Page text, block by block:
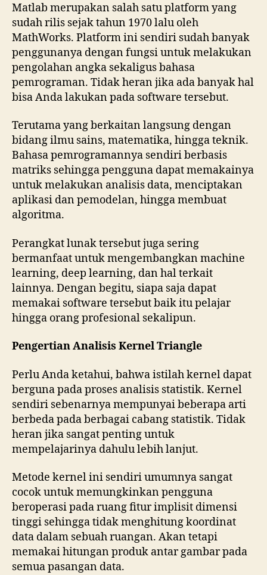
Matlab merupakan salah satu platform yang
sudah rilis sejak tahun 1970 lalu oleh
MathWorks. Platform ini sendiri sudah banyak
penggunanya dengan fungsi untuk melakukan
pengolahan angka sekaligus bahasa
pemrograman. Tidak heran jika ada banyak hal
bisa Anda lakukan pada software tersebut.
Terutama yang berkaitan langsung dengan
bidang ilmu sains, matematika, hingga teknik.
Bahasa pemrogramannya sendiri berbasis
matriks sehingga pengguna dapat memakainya
untuk melakukan analisis data, menciptakan
aplikasi dan pemodelan, hingga membuat
algoritma.
Perangkat lunak tersebut juga sering
bermanfaat untuk mengembangkan machine
learning, deep learning, dan hal terkait
lainnya. Dengan begitu, siapa saja dapat
memakai software tersebut baik itu pelajar
hingga orang profesional sekalipun.
Pengertian Analisis Kernel Triangle
Perlu Anda ketahui, bahwa istilah kernel dapat
berguna pada proses analisis statistik. Kernel
sendiri sebenarnya mempunyai beberapa arti
berbeda pada berbagai cabang statistik. Tidak
heran jika sangat penting untuk
mempelajarinya dahulu lebih lanjut.
Metode kernel ini sendiri umumnya sangat
cocok untuk memungkinkan pengguna
beroperasi pada ruang fitur implisit dimensi
tinggi sehingga tidak menghitung koordinat
data dalam sebuah ruangan. Akan tetapi
memakai hitungan produk antar gambar pada
semua pasangan data.